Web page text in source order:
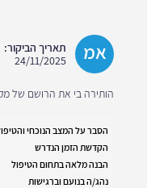
אמ
תאריך הביקור:
24/11/2025
הותירה בי את הרושם של
הסבר על המצב הנוכחי
הקדשת הזמן הנדרש
הבנה מלאה בתחום הטיפול
נהג/ה בנועם וברגישות